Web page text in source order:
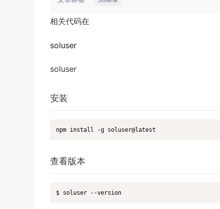
相关代码在
soluser
soluser
安装
npm install -g soluser@latest
查看版本
$ soluser --version